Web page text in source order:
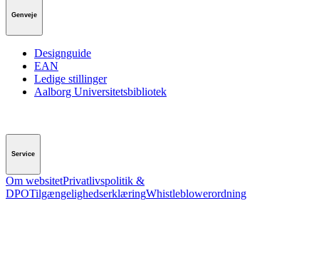
Genveje
Designguide
EAN
Ledige stillinger
Aalborg Universitetsbibliotek
Service
Om websitetPrivatlivspolitik &
DPOTilgængelighedserklæringWhistleblowerordning